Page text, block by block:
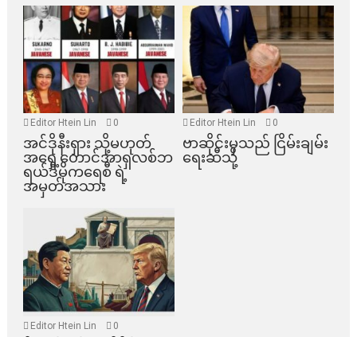
Editor Htein Lin 0
အင်ဒိုနီးရှား သို့မဟုတ်
အရှေ့တောင်အာရှလစ်ဘ
ရယ်ဒီမိုကရေစီ ရဲ့
အမှတ်အသား
Editor Htein Lin 0
ဗာဆိုင်းမှသည် ငြိမ်းချမ်း
ရေးဆီသို့
Editor Htein Lin 0